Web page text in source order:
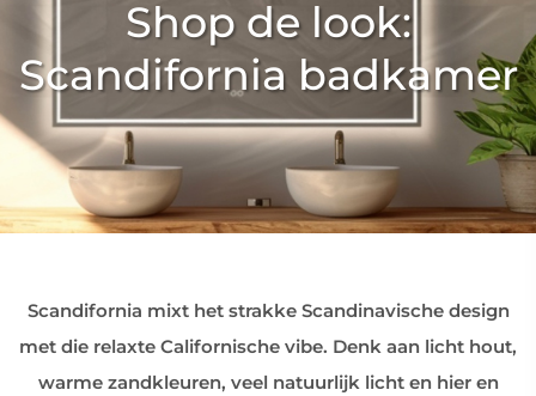
Shop de look:
Scandifornia badkamer
Scandifornia mixt het strakke Scandinavische design
met die relaxte Californische vibe. Denk aan licht hout,
warme zandkleuren, veel natuurlijk licht en hier en